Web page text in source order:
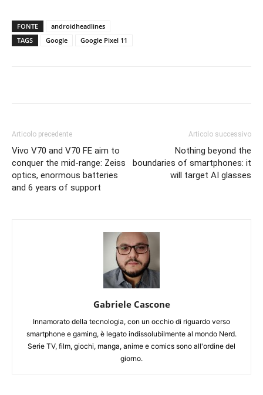
FONTE
androidheadlines
TAGS
Google Google Pixel 11
Articolo precedente
Vivo V70 and V70 FE aim to
conquer the mid-range: Zeiss
optics, enormous batteries
and 6 years of support
Articolo successivo
Nothing beyond the
boundaries of smartphones: it
will target AI glasses
Gabriele Cascone
Innamorato della tecnologia, con un occhio di riguardo verso
smartphone e gaming, è legato indissolubilmente al mondo Nerd.
Serie TV, film, giochi, manga, anime e comics sono all'ordine del
giorno.